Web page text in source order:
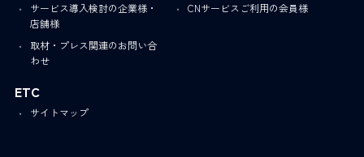
サービス導入検討の企業様・
店舗様
CNサービスご利用の会員様
取材・プレス関連のお問い合
わせ
ETC
サイトマップ